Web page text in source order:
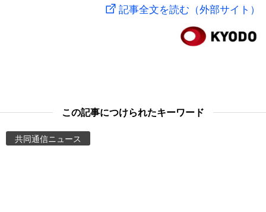
記事全文を読む（外部サイト）
この記事につけられたキーワード
共同通信ニュース